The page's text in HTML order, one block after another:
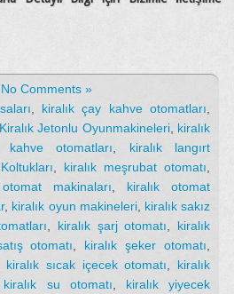
No Comments »
kiralık çay kahve otomatları
Kiralık Jetonlu Oyunmakineleri, kiralık
kahve otomatları
kiralık langırt
kiralık meşrubat otomatı
makinaları
kiralık otomat
, kiralık oyun makineleri, kiralık sakız
kiralık şarj otomatı
kiralık
otomatı kiralık şeker otomatı
kiralık sıcak içecek otomatı
kiralık
kiralık su otomatı
kiralık yiyecek